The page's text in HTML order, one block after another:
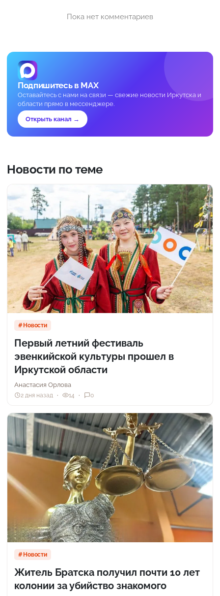
Пока нет комментариев
Подпишитесь в MAX
Оставайтесь с нами на связи — свежие новости Иркутска и
области прямо в мессенджере.
Открыть канал →
Новости по теме
Новости
Первый летний фестиваль
эвенкийской культуры прошел в
Иркутской области
Анастасия Орлова
2 дня назад 14 0
Новости
Житель Братска получил почти 10 лет
колонии за убийство знакомого